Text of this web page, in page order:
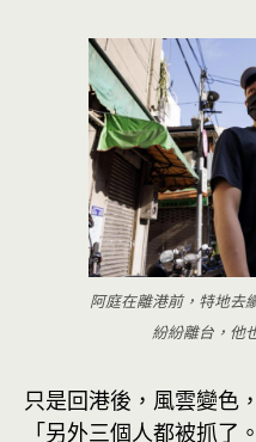
阿庭在離港前，特地去
紛紛離台，他
只是回港後，風雲變色
「另外三個人都被抓